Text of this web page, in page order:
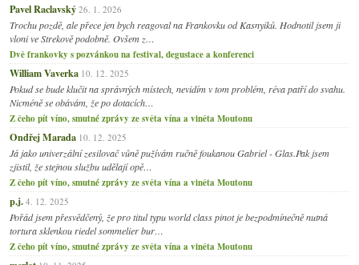
Pavel Raclavský 26. 1. 2026
Trochu pozdě, ale přece jen bych reagoval na Frankovku od Kasnyiků. Hodnotil jsem ji
vloni ve Strekově podobně. Ovšem z…
Dvě frankovky s pozvánkou na festival, degustace a konferenci
William Vaverka 10. 12. 2025
Pokud se bude klučit na správných místech, nevidím v tom problém, réva patří do svahu.
Nicméně se obávám, že po dotacích…
Z čeho pít víno, smutné zprávy ze světa vína a viněta Moutonu
Ondřej Marada 10. 12. 2025
Já jako univerzální zesilovač vůně pužívám ručně foukanou Gabriel - Glas.Pak jsem
zjistil, že stejnou službu udělají opě…
Z čeho pít víno, smutné zprávy ze světa vína a viněta Moutonu
p.j. 4. 12. 2025
Pořád jsem přesvědčený, že pro titul typu world class pinot je bezpodmínečně nutná
tortura sklenkou riedel sommelier bur…
Z čeho pít víno, smutné zprávy ze světa vína a viněta Moutonu